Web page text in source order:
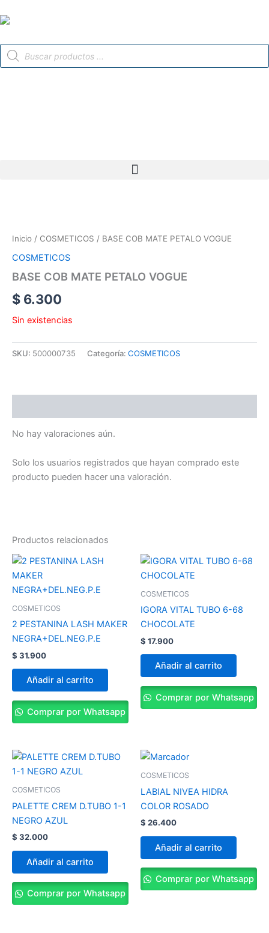
al
Búsqueda
de
Inicio / COSMETICOS / BASE COB MATE PETALO VOGUE
COSMETICOS
BASE COB MATE PETALO VOGUE
$ 6.300
Sin existencias
SKU: 500000735 Categoría: COSMETICOS
No hay valoraciones aún.
Solo los usuarios registrados que hayan comprado este
producto pueden hacer una valoración.
Productos relacionados
COSMETICOS
2 PESTANINA LASH MAKER
NEGRA+DEL.NEG.P.E
$ 31.900
Añadir al carrito
Comprar por Whatsapp
COSMETICOS
IGORA VITAL TUBO 6-68
CHOCOLATE
$ 17.900
Añadir al carrito
Comprar por Whatsapp
COSMETICOS
PALETTE CREM D.TUBO 1-1
NEGRO AZUL
$ 32.000
Añadir al carrito
Comprar por Whatsapp
COSMETICOS
LABIAL NIVEA HIDRA
COLOR ROSADO
$ 26.400
Añadir al carrito
Comprar por Whatsapp